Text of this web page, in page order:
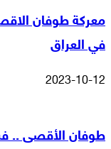
معركة طوفان
في العراق
2023-10-12
طوفان الأقصى ..